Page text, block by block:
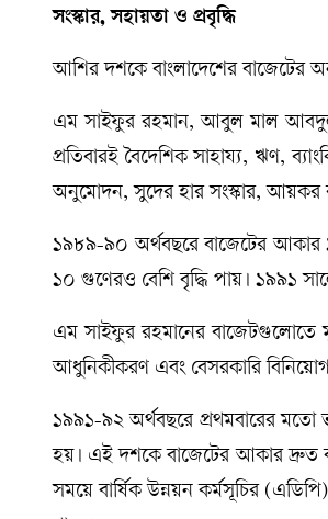
সংস্কার, সহায়তা ও প্রবৃদ্ধি
আশির দশকে বাংলাদেশের বাজেটের
এম সাইফুর রহমান, আবুল মাল
প্রতিবারই বৈদেশিক সাহায্য, ঋণ,
অনুমোদন, সুদের হার সংস্কার, আয়কর
১৯৮৯-৯০ অর্থবছরে বাজেটের আকার
১০ গুণেরও বেশি বৃদ্ধি পায়। ১৯৯১
এম সাইফুর রহমানের বাজেটগুলোতে
আধুনিকীকরণ এবং বেসরকারি
১৯৯১-৯২ অর্থবছরে প্রথমবারের মতো
হয়। এই দশকে বাজেটের আকার দ্রুত
সময়ে বার্ষিক উন্নয়ন কর্মসূচির